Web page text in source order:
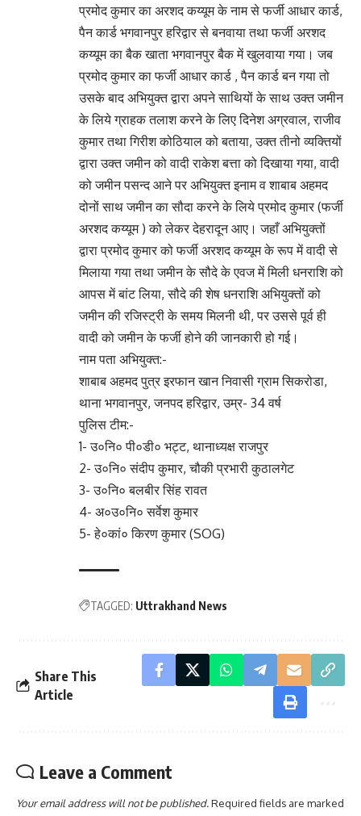
प्रमोद कुमार का अरशद कय्यूम के नाम से फर्जी आधार कार्ड,
पैन कार्ड भगवानपुर हरिद्वार से बनवाया तथा फर्जी अरशद
कय्यूम का बैक खाता भगवानपुर बैक में खुलवाया गया। जब
प्रमोद कुमार का फर्जी आधार कार्ड , पैन कार्ड बन गया तो
उसके बाद अभियुक्त द्वारा अपने साथियों के साथ उक्त जमीन
के लिये ग्राहक तलाश करने के लिए दिनेश अग्रवाल, राजीव
कुमार तथा गिरीश कोठियाल को बताया, उक्त तीनो व्यक्तियों
द्वारा उक्त जमीन को वादी राकेश बत्ता को दिखाया गया, वादी
को जमीन पसन्द आने पर अभियुक्त इनाम व शाबाब अहमद
दोनों साथ जमीन का सौदा करने के लिये प्रमोद कुमार (फर्जी
अरशद कय्यूम ) को लेकर देहरादून आए। जहाँ अभियुक्तों
द्वारा प्रमोद कुमार को फर्जी अरशद कय्यूम के रूप में वादी से
मिलाया गया तथा जमीन के सौदे के एवज में मिली धनराशि को
आपस में बांट लिया, सौदे की शेष धनराशि अभियुक्तों को
जमीन की रजिस्ट्री के समय मिलनी थी, पर उससे पूर्व ही
वादी को जमीन के फर्जी होने की जानकारी हो गई।
नाम पता अभियुक्त:-
शाबाब अहमद पुत्र इरफान खान निवासी ग्राम सिकरोडा,
थाना भगवानपुर, जनपद हरिद्वार, उम्र- 34 वर्ष
पुलिस टीम:-
1- उ०नि० पी०डी० भट्ट, थानाध्यक्ष राजपुर
2- उ०नि० संदीप कुमार, चौकी प्रभारी कुठालगेट
3- उ०नि० बलबीर सिंह रावत
4- अ०उ०नि० सर्वेश कुमार
5- हे०कां० किरण कुमार (SOG)
TAGGED: Uttrakhand News
Share This
Article
Leave a Comment
Your email address will not be published.Required fields are marked